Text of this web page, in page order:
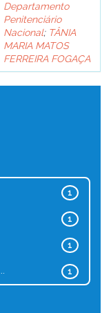
Departamento
Penitenciário
Nacional; TÂNIA
MARIA MATOS
FERREIRA FOGAÇA
1
1
1
1